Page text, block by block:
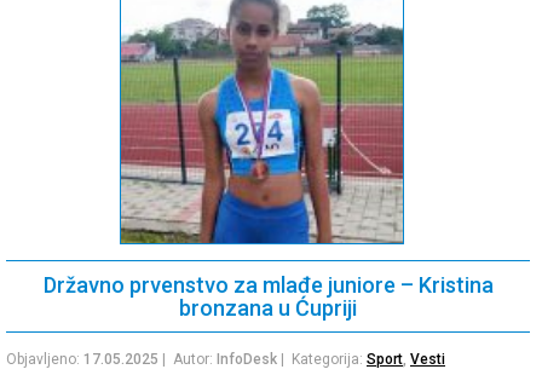
Državno prvenstvo za mlađe juniore – Kristina
bronzana u Ćupriji
Objavljeno: 17.05.2025 | Autor: InfoDesk | Kategorija: Sport, Vesti